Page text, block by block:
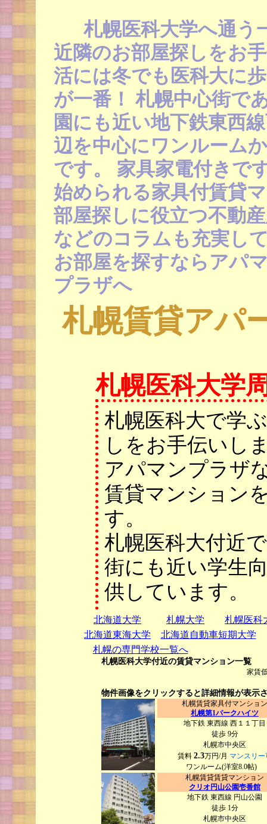
札幌医科大学へ通う
近隣のお部屋探しをお
活には冬でも医科大に
が一番！ 札幌中心街で
園にも近い地下鉄東西
辺を中心にワンルーム
です。 家具家電付きで
始められる家具付賃貸
部屋探しに役立つ不動
などのコラムも充実し
お部屋を探すならアパ
プラザへ
札幌賃貸アパ
札幌医科大学
札幌医科大で学
しをお手伝いし
アパマンプラザ
賃貸マンション
す。
札幌医科大付近
街にも近い学生
供しています。
北海道大学 札幌大学
札幌医科
北海道東海大学
北海道自動車短期大学
札幌の専門学校一覧へ
札幌医科大学付近の賃貸マンション一覧
家賃
物件画像をクリックすると詳細情報が表示
札幌賃貸家具付マンション
札幌第1パークハイツ
地下鉄 東西線 西１１丁目
徒歩 9分
札幌市中央区
賃料 2.3万円/月 マンスリー
ワンルーム(洋室8.0帖)
札幌賃貸賃貸マンション
クリオ円山公園壱番館
地下鉄 東西線 円山公園
徒歩 1分
札幌市中央区